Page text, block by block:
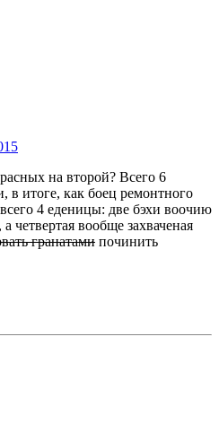
на второй? Всего 6
в итоге, как боец ремонтного
4 еденицы: две бэхи воочию
четвертая вообще захваченая
гранатами починить